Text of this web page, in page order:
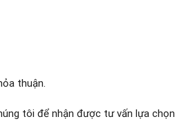
thuận.
tôi để nhận được tư vấn lựa chọn